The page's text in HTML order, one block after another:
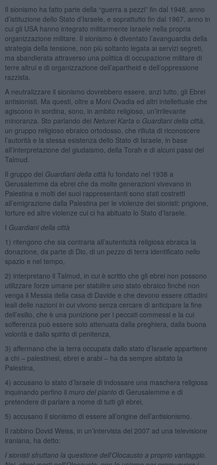
Il sionismo ha fatto parte della “guerra a pezzi” fin dal 1948, anno
d’istituzione dello Stato d’Israele, e soprattutto fin dal 1967, anno in
cui gli USA hanno integrato militarmente Israele nella propria
organizzazione militare. Il sionismo è diventato l’avanguardia della
strategia della tensione, non più soltanto legata ai servizi segreti,
ma sbandierata attraverso una politica di occupazione militare di
terre altrui e di organizzazione dell’apartheid e dell’oppressione
razzista.
A neutralizzare il sionismo dovrebbero essere, anzi tutto, gli Ebrei
antisionisti. Ma questi, oltre a Moni Ovadia ed altri intellettuale che
agiscono in sordina, sono, in ambito religioso, un’irrilevante
minoranza. Sto parlando dei Neturei Karta o Guardiani della città
un gruppo religioso ebraico ortodosso, che rifiuta di riconoscere
l’autorità e la stessa esistenza dello Stato di Israele, in base
all’interpretazione del giudaismo, della Torah e di alcuni passi del
Talmud.
Il gruppo dei Guardiani della città fu fondato nel 1938 a
Gerusalemme da ebrei che da molte generazioni vivevano in
Palestina e molti dei suoi rappresentanti sono stati costretti
all’emigrazione dalla Palestina per le violenze dei sionisti: prigione,
torture ed altre violenze cui ci ha abituato lo Stato d’Israele.
I Guardiani della città
1) ritengono che sia contraria all’autenticità religiosa ebraica la
donazione, da parte di Dio, di un pezzo di terra identificato nello
spazio e nel tempo,
2) interpretano il Talmud, in cui è scritto che gli ebrei non possono
utilizzare forze umane per stabilire uno stato ebraico finché non
venga il Messia della casa di Davide e che devono essere cittadini
leali delle nazioni in cui vivono senza cercare di anticipare la fine
dell’esilio, che è una punizione per i peccati commessi e la cui
sofferenza può essere solo attenuata dalla preghiera, dalla buona
volontà e dallo spirito di penitenza,
3) affermano che la terra occupata dallo stato d’Israele appartiene
a chi – palestinesi, ebrei e arabi – ha da sempre abitato la
Palestina,
4) accusano lo stato d’Israele di indossare una maschera religiosa
inquinando perfino il muro del pianto di Gerusalemme e di
pretendere di parlare a nome di tutti gli ebrei,
5) accusano il sionismo di essere all’origine dell’antisionismo.
Il rabbino Dovid Weiss, in un’intervista del 2007 ad una televisione
iraniana, ha detto:
I sionisti sfruttano la questione dell’Olocausto a proprio vantaggio.